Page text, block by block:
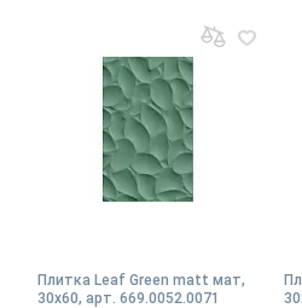
Плитка Leaf Green matt мат,
30x60, арт. 669.0052.0071